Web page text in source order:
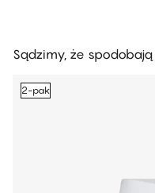
Sądzimy, że
2-pak